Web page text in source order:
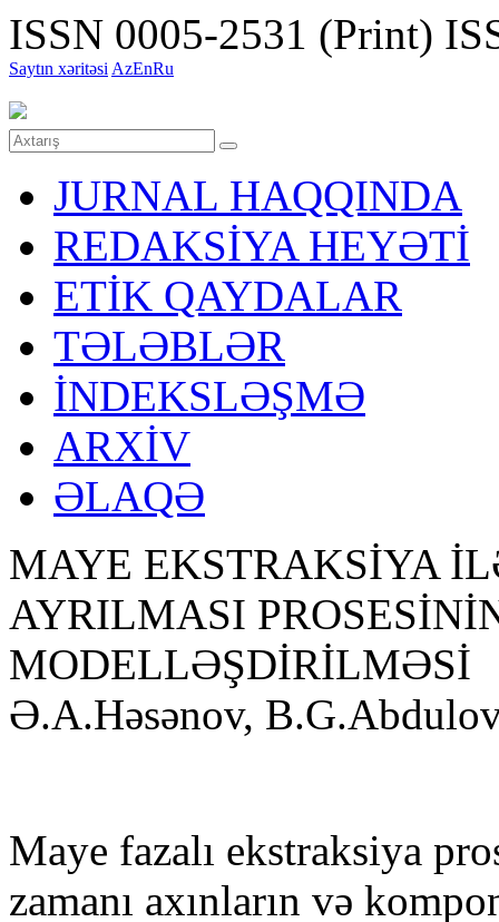
ISSN 0005-2531 (Print)
Saytın xəritəsi AzEnRu
JURNAL HAQQINDA
REDAKSİYA HEYƏTİ
ETİK QAYDALAR
TƏLƏBLƏR
İNDEKSLƏŞMƏ
ARXİV
ƏLAQƏ
MAYE EKSTRAKSİYA
AYRILMASI
MODELLƏŞDİRİLMƏSİ
Ə.A.Həsənov,
Maye fazalı ekstraksiya
zamanı axınların və